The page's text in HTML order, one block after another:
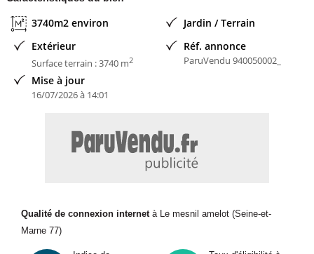
3740m2 environ
Jardin / Terrain
Extérieur
Surface terrain : 3740 m2
Réf. annonce
ParuVendu 940050002_
Mise à jour
16/07/2026 à 14:01
Qualité de connexion internetà Le mesnil amelot (Seine-et-
Marne 77)